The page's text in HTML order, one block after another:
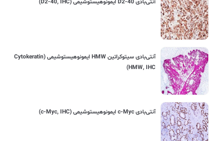
آنتی‌بادی D2-40 ایمونوهیستوشیمی (D2-40, IHC)
آنتی‌بادی سیتوکراتین HMW ایمونوهیستوشیمی (Cytokeratin
HMW, IHC)
آنتی‌بادی c-Myc ایمونوهیستوشیمی (c-Myc, IHC)